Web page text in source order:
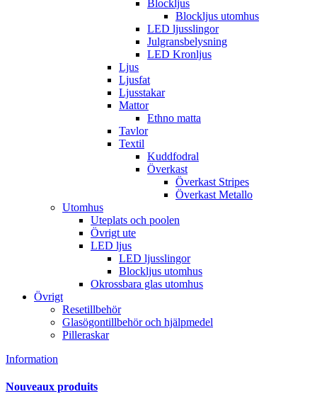
Blockljus
Blockljus utomhus
LED ljusslingor
Julgransbelysning
LED Kronljus
Ljus
Ljusfat
Ljusstakar
Mattor
Ethno matta
Tavlor
Textil
Kuddfodral
Överkast
Överkast Stripes
Överkast Metallo
Utomhus
Uteplats och poolen
Övrigt ute
LED ljus
LED ljusslingor
Blockljus utomhus
Okrossbara glas utomhus
Övrigt
Resetillbehör
Glasögontillbehör och hjälpmedel
Pilleraskar
Information
Nouveaux produits